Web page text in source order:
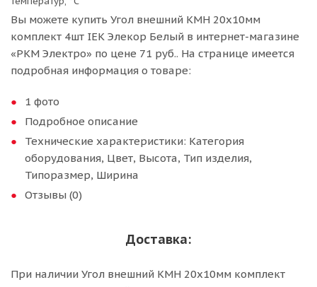
Вы можете купить Угол внешний КМН 20х10мм
комплект 4шт IEK Элекор Белый в интернет-магазине
«РКМ Электро» по цене 71 руб.. На странице имеется
подробная информация о товаре:
1 фото
Подробное описание
Технические характеристики: Категория
оборудования, Цвет, Высота, Тип изделия,
Типоразмер, Ширина
Отзывы (0)
Доставка:
При наличии Угол внешний КМН 20х10мм комплект